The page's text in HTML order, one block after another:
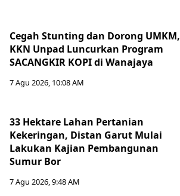
Cegah Stunting dan Dorong UMKM,
KKN Unpad Luncurkan Program
SACANGKIR KOPI di Wanajaya
7 Agu 2026, 10:08 AM
33 Hektare Lahan Pertanian
Kekeringan, Distan Garut Mulai
Lakukan Kajian Pembangunan
Sumur Bor
7 Agu 2026, 9:48 AM